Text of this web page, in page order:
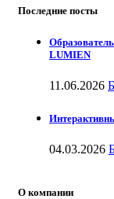
Последние посты
LUMIEN
11.06.2026
04.03.2026
О компании